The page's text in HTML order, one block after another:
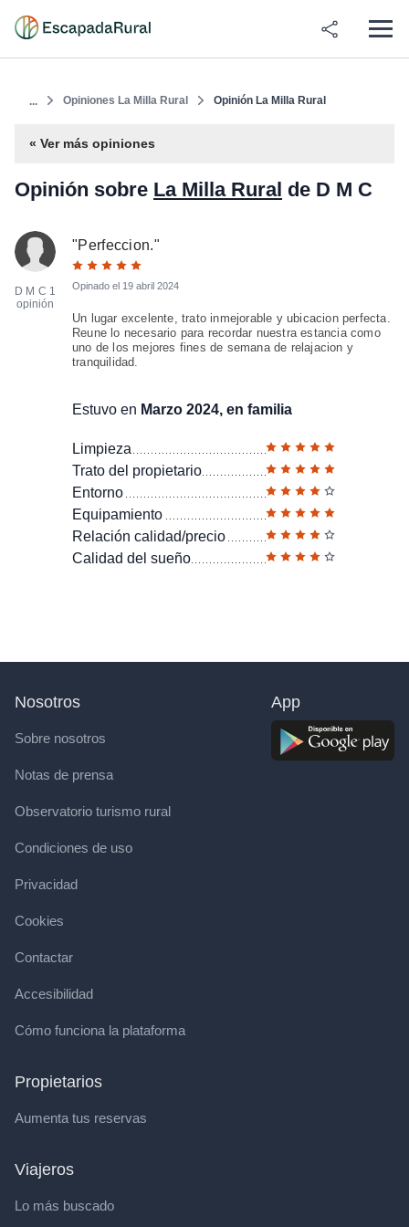
... Opiniones La Milla Rural Opinión La Milla Rural
« Ver más opiniones
Opinión sobre La Milla Rural de D M C
D M C 1
opinión
"Perfeccion."
Opinado el 19 abril 2024
Un lugar excelente, trato inmejorable y ubicacion perfecta.
Reune lo necesario para recordar nuestra estancia como
uno de los mejores fines de semana de relajacion y
tranquilidad.
Estuvo en Marzo 2024, en familia
Limpieza
Trato del propietario
Entorno
Equipamiento
Relación calidad/precio
Calidad del sueño
Nosotros
Sobre nosotros
Notas de prensa
Observatorio turismo rural
Condiciones de uso
Privacidad
Cookies
Contactar
Accesibilidad
Cómo funciona la plataforma
Propietarios
Aumenta tus reservas
Viajeros
Lo más buscado
App